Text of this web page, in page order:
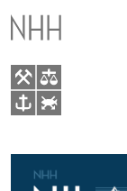
D
R
EO
Ø
Om NII